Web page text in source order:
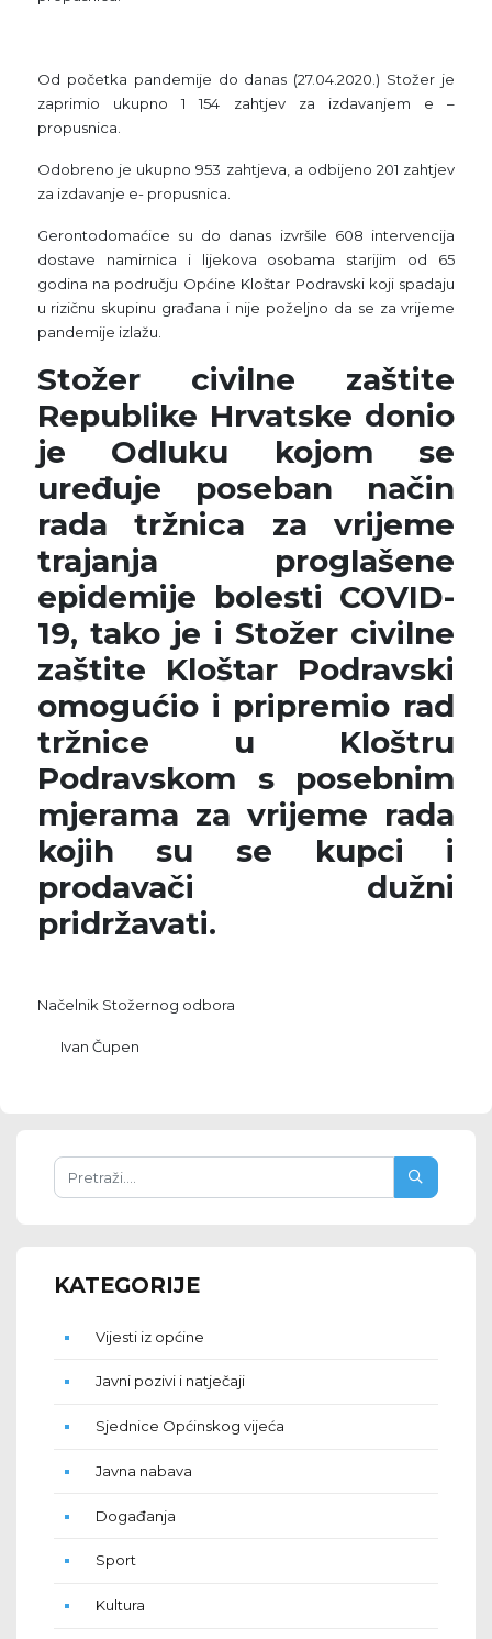
Od početka pandemije do danas (27.04.2020.) Stožer je
zaprimio ukupno 1 154 zahtjev za izdavanjem e –
propusnica.
Odobreno je ukupno 953 zahtjeva, a odbijeno 201 zahtjev
za izdavanje e- propusnica.
Gerontodomaćice su do danas izvršile 608 intervencija
dostave namirnica i lijekova osobama starijim od 65
godina na području Općine Kloštar Podravski koji spadaju
u rizičnu skupinu građana i nije poželjno da se za vrijeme
pandemije izlažu.
Stožer civilne zaštite
Republike Hrvatske donio
je Odluku kojom se
uređuje poseban način
rada tržnica za vrijeme
trajanja proglašene
epidemije bolesti COVID-
19, tako je i Stožer civilne
zaštite Kloštar Podravski
omogućio i pripremio rad
tržnice u Kloštru
Podravskom s posebnim
mjerama za vrijeme rada
kojih su se kupci i
prodavači dužni
pridržavati.
Načelnik Stožernog odbora
Ivan Čupen
KATEGORIJE
Vijesti iz općine
Javni pozivi i natječaji
Sjednice Općinskog vijeća
Javna nabava
Događanja
Sport
Kultura